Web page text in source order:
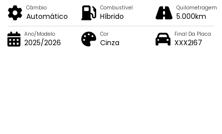
Câmbio
Automático
Combustível
Híbrido
Quilometragem
5.000km
Ano/Modelo
2025/2026
Cor
Cinza
Final Da Placa
XXX2I67